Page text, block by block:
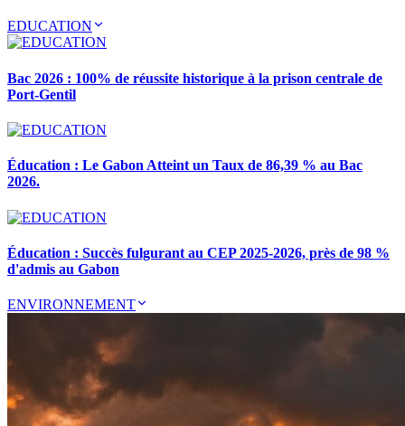
EDUCATION
Bac 2026 : 100% de réussite historique à la prison centrale de
Port-Gentil
Éducation : Le Gabon Atteint un Taux de 86,39 % au Bac
2026.
Éducation : Succès fulgurant au CEP 2025-2026, près de 98 %
d'admis au Gabon
ENVIRONNEMENT